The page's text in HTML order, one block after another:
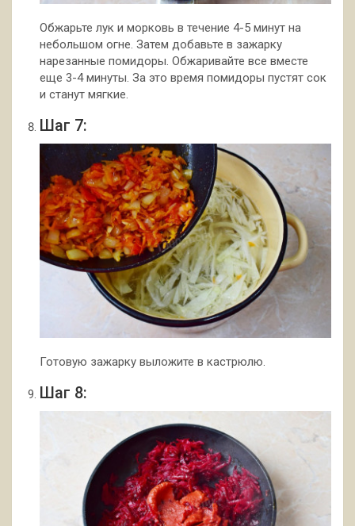
Обжарьте лук и морковь в течение 4-5 минут на
небольшом огне. Затем добавьте в зажарку
нарезанные помидоры. Обжаривайте все вместе
еще 3-4 минуты. За это время помидоры пустят сок
и станут мягкие.
Шаг 7:
Готовую зажарку выложите в кастрюлю.
Шаг 8: